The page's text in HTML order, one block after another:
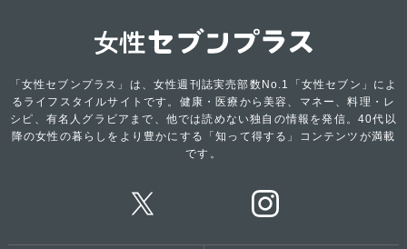
「女性セブンプラス」は、女性週刊誌実売部数No.1「女性セブン」によ
るライフスタイルサイトです。健康・医療から美容、マネー、料理・レ
シピ、有名人グラビアまで、他では読めない独自の情報を発信。40代以
降の女性の暮らしをより豊かにする「知って得する」コンテンツが満載
です。